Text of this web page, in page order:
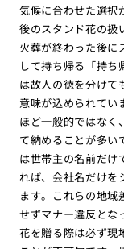
気候に合わせた選択
後のスタンド花の扱
火葬が終わった後に
して持ち帰る「持
は故人の徳を分けて
意味が込められてい
ほど一般的ではなく
て納めることが多い
は世帯主の名前だけ
れば、会社名だけを
ます。これらの地域
せずマナー違反とな
花を贈る際は必ず現